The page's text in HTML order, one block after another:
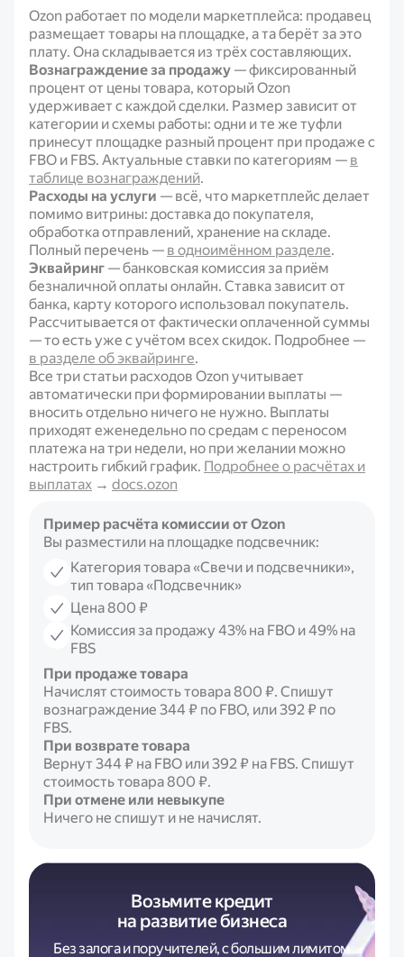
Ozon работает по модели маркетплейса: продавец
размещает товары на площадке, а та берёт за это
плату. Она складывается из трёх составляющих.
Вознаграждение за продажу — фиксированный
процент от цены товара, который Ozon
удерживает с каждой сделки. Размер зависит от
категории и схемы работы: одни и те же туфли
принесут площадке разный процент при продаже с
FBO и FBS. Актуальные ставки по категориям — в
таблице вознаграждений.
Расходы на услуги — всё, что маркетплейс делает
помимо витрины: доставка до покупателя,
обработка отправлений, хранение на складе.
Полный перечень — в одноимённом разделе.
Эквайринг — банковская комиссия за приём
безналичной оплаты онлайн. Ставка зависит от
банка, карту которого использовал покупатель.
Рассчитывается от фактически оплаченной суммы
— то есть уже с учётом всех скидок. Подробнее —
в разделе об эквайринге.
Все три статьи расходов Ozon учитывает
автоматически при формировании выплаты —
вносить отдельно ничего не нужно. Выплаты
приходят еженедельно по средам с переносом
платежа на три недели, но при желании можно
настроить гибкий график. Подробнее о расчётах и
выплатах → docs.ozon
Пример расчёта комиссии от Ozon
Вы разместили на площадке подсвечник:
Категория товара «Свечи и подсвечники»,
тип товара «Подсвечник»
Цена 800 ₽
Комиссия за продажу 43% на FBO и 49% на
FBS
При продаже товара
Начислят стоимость товара800 ₽. Спишут
вознаграждение 344 ₽ по FBO, или392 ₽ по
FBS.
При возврате товара
Вернут 344 ₽ на FBO или392 ₽ на FBS. Спишут
стоимость товара 800 ₽.
При отмене или невыкупе
Ничего не спишут и не начислят.
Возьмите кредит
на развитие бизнеса
Без залога и поручителей, с большим лимитом